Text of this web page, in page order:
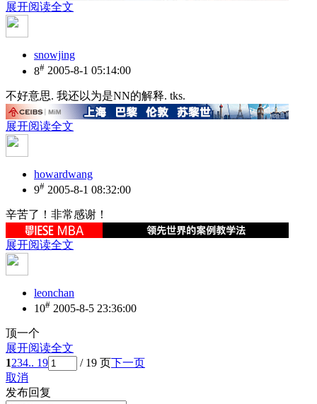
展开阅读全文
snowjing
8# 2005-8-1 05:14:00
不好意思. 我还以为是NN的解释. tks.
展开阅读全文
howardwang
9# 2005-8-1 08:32:00
辛苦了！非常感谢！
展开阅读全文
leonchan
10# 2005-8-5 23:36:00
顶一个
展开阅读全文
1234.. 19 / 19 页下一页
取消
发布回复